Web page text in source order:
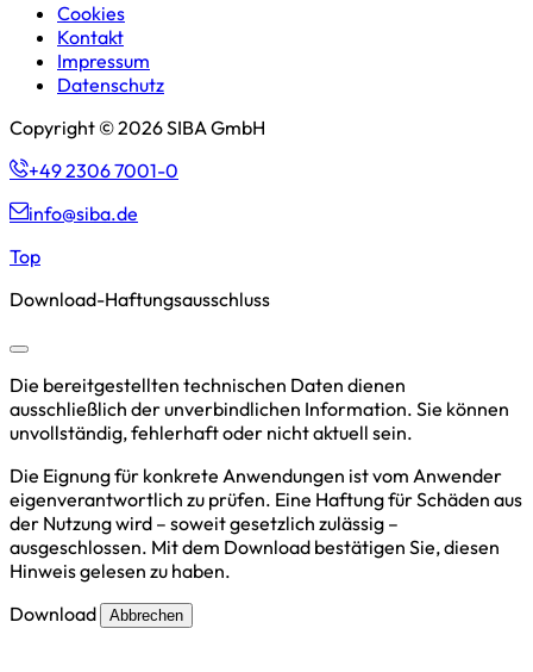
Cookies
Kontakt
Impressum
Datenschutz
Copyright © 2026 SIBA GmbH
+49 2306 7001-0
info@siba.de
Top
Download-Haftungsausschluss
Die bereitgestellten technischen Daten dienen
ausschließlich der unverbindlichen Information. Sie können
unvollständig, fehlerhaft oder nicht aktuell sein.
Die Eignung für konkrete Anwendungen ist vom Anwender
eigenverantwortlich zu prüfen. Eine Haftung für Schäden aus
der Nutzung wird – soweit gesetzlich zulässig –
ausgeschlossen. Mit dem Download bestätigen Sie, diesen
Hinweis gelesen zu haben.
Download
Abbrechen